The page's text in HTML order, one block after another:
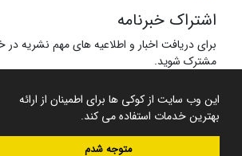
این وب سایت از کوکی ها برای اطمینان از ارائه
بهترین خدمات استفاده می کند.
متوجه شدم
اشتراک خبرنامه
برای دریافت اخبار و اطلاعیه های مهم نشریه در
مشترک شوید.